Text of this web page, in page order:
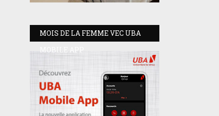
MOIS DE LA FEMME VEC UBA
MOBILE APP